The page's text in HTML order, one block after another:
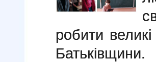
робити